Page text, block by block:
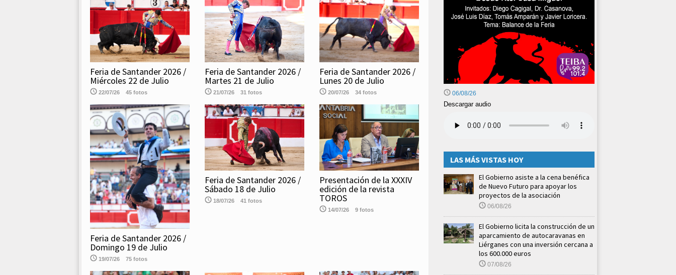
Feria de Santander 2026 /
Miércoles 22 de Julio
22/07/26 45 fotos
Feria de Santander 2026 /
Martes 21 de Julio
21/07/26 31 fotos
Feria de Santander 2026 /
Lunes 20 de Julio
20/07/26 34 fotos
Feria de Santander 2026 /
Domingo 19 de Julio
19/07/26 75 fotos
Feria de Santander 2026 /
Sábado 18 de Julio
18/07/26 41 fotos
Presentación de la XXXIV
edición de la revista
TOROS
14/07/26 9 fotos
06/08/26
Descargar audio
LAS MÁS VISTAS HOY
El Gobierno asiste a la cena benéfica
de Nuevo Futuro para apoyar los
proyectos de la asociación
06/08/26
El Gobierno licita la construcción de un
aparcamiento de autocaravanas en
Liérganes con una inversión cercana a
los 600.000 euros
07/08/26